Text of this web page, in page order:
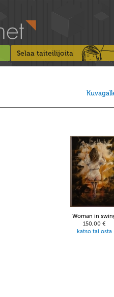
Selaa taiteilijoita
Woman in
150,00 €
katso tai osta